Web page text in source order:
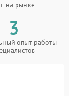
на рынке
3
опыт работы